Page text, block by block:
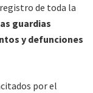
de toda la
guardias
y defunciones
por el